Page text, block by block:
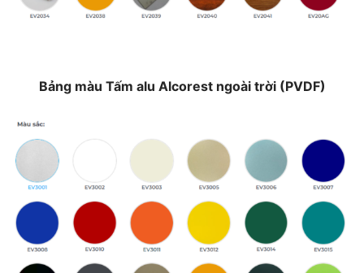
Bảng màu Tấm alu Alcorest ngoài trời (PVDF)